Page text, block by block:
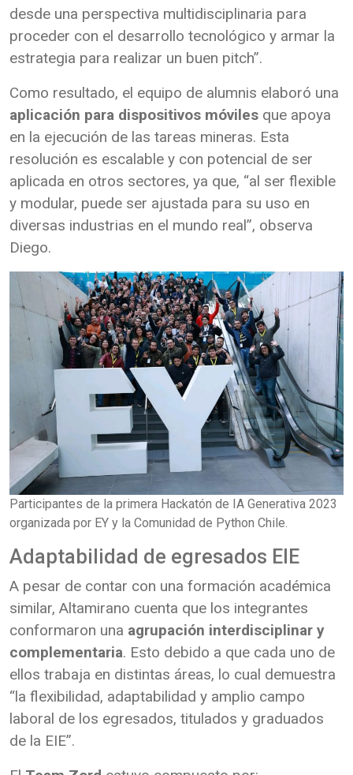
desde una perspectiva multidisciplinaria para
proceder con el desarrollo tecnológico y armar la
estrategia para realizar un buen pitch”.
Como resultado, el equipo de alumnis elaboró una
aplicación para dispositivos móviles que apoya
en la ejecución de las tareas mineras. Esta
resolución es escalable y con potencial de ser
aplicada en otros sectores, ya que, “al ser flexible
y modular, puede ser ajustada para su uso en
diversas industrias en el mundo real”, observa
Diego.
Participantes de la primera Hackatón de IA Generativa 2023
organizada por EY y la Comunidad de Python Chile.
Adaptabilidad de egresados EIE
A pesar de contar con una formación académica
similar, Altamirano cuenta que los integrantes
conformaron una agrupación interdisciplinar y
complementaria. Esto debido a que cada uno de
ellos trabaja en distintas áreas, lo cual demuestra
“la flexibilidad, adaptabilidad y amplio campo
laboral de los egresados, titulados y graduados
de la EIE”.